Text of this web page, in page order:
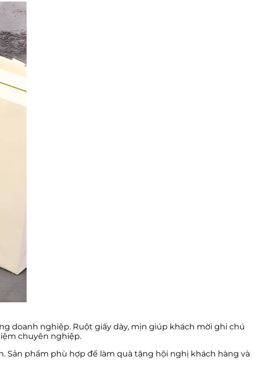
doanh nghiệp. Ruột giấy dày, mịn giúp khách mời ghi chú
chuyên nghiệp.
Sản phẩm phù hợp để làm quà tặng hội nghị khách hàng và